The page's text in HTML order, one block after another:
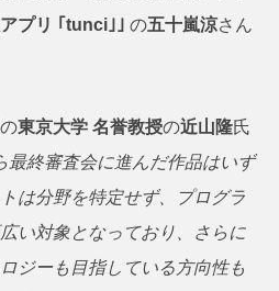
プリ ｢tunci｣｣ の五十嵐涼さん
の東京大学 名誉教授の近山隆氏
最終審査会に進んだ作品はいず
は分野を特定せず、プログラ
い対象となっており、さらに
ジーも目指している方向性も